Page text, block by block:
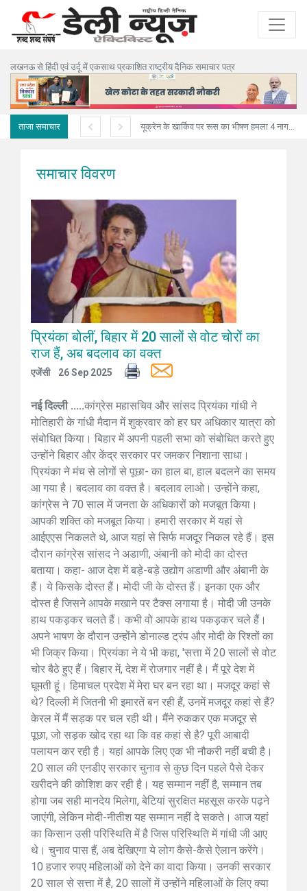
लखनऊ से हिंदी एवं उर्दू में एकसाथ प्रकाशित राष्ट्रीय दैनिक समाचार पत्र
ताजा समाचार अनियंत्रित ट्रक मकान में घुसा,पिता-पुत्री सहित तीन की मौत यूक्रेन के खार्किव पर रूस का भीषण हमला 4 नागरिकों की मौत, 10 घायल
समाचार विवरण
प्रियंका बोलीं, बिहार में 20 सालों से वोट चोरों का
राज हैं, अब बदलाव का वक्त
एजेंसी 26 Sep 2025
नई दिल्ली .....कांग्रेस महासचिव और सांसद प्रियंका गांधी ने
मोतिहारी के गांधी मैदान में शुक्रवार को हर घर अधिकार यात्रा को
संबोधित किया। बिहार में अपनी पहली सभा को संबोधित करते हुए
उन्होंने बिहार और केंद्र सरकार पर जमकर निशाना साधा।
प्रियंका ने मंच से लोगों से पूछा- का हाल बा, हाल बदलने का समय
आ गया है। बदलाव का वक्त है। बदलाव लाओ। उन्होंने कहा,
कांग्रेस ने 70 साल में जनता के अधिकारों को मजबूत किया।
आपकी शक्ति को मजबूत किया। हमारी सरकार में यहां से
आईएएस निकलते थे, आज यहां से सिर्फ मजदूर निकल रहे हैं। इस
दौरान कांग्रेस सांसद ने अडाणी, अंबानी को मोदी का दोस्त
बताया। कहा- आज देश में बड़े-बड़े उद्योग अडाणी और अंबानी के
हैं। ये किसके दोस्त हैं। मोदी जी के दोस्त हैं। इनका एक और
दोस्त है जिसने आपके मखाने पर टैक्स लगाया है। मोदी जी उनके
हाथ पकड़कर चलते हैं। कभी वो आपके हाथ पकड़कर चले हैं।
अपने भाषण के दौरान उन्होंने डोनाल्ड ट्रंप और मोदी के रिश्तों का
भी जिक्र किया। प्रियंका ने ये भी कहा, 'सत्ता में 20 सालों से वोट
चोर बैठे हुए हैं। बिहार में, देश में रोजगार नहीं है। मैं पूरे देश में
घूमती हूं। हिमाचल प्रदेश में मेरा घर बन रहा था। मजदूर कहां से
थे? दिल्ली में जितनी भी इमारतें बन रही हैं, उनमें मजदूर कहां से हैं?
केरल में मैं सड़क पर चल रही थी। मैंने रुककर एक मजदूर से
पूछा, जो सड़क खोद रहा था कि वह कहां से है? पूरी आबादी
पलायन कर रही है। यहां आपके लिए एक भी नौकरी नहीं बची है।
20 साल की एनडीए सरकार चुनाव से कुछ दिन पहले पैसे देकर
खरीदने की कोशिश कर रही है। यह सम्मान नहीं है, सम्मान तब
होगा जब सही मानदेय मिलेगा, बेटियां सुरक्षित महसूस करके पढ़ने
जाएंगी, लेकिन मोदी-नीतीश यह सम्मान नहीं दे सकते। आज यहां
का किसान उसी परिस्थिति में है जिस परिस्थिति में गांधी जी आए
थे। चुनाव पास हैं, अब देखिएगा ये लोग कैसे-कैसे ऐलान करेंगे।
10 हजार रुपए महिलाओं को देने का वादा किया। उनकी सरकार
20 साल से सत्ता में है, 20 सालों में उन्होंने महिलाओं के लिए क्या